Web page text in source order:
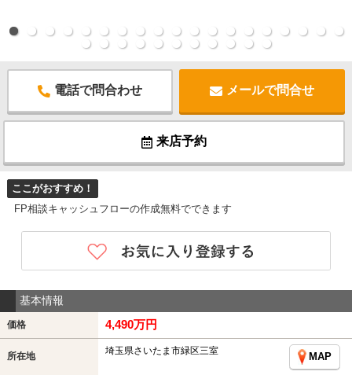
電話で問合わせ メールで問合せ
来店予約
ここがおすすめ！
FP相談キャッシュフローの作成無料でできます
基本情報
価格 4,490万円
所在地 埼玉県さいたま市緑区三室
MAP